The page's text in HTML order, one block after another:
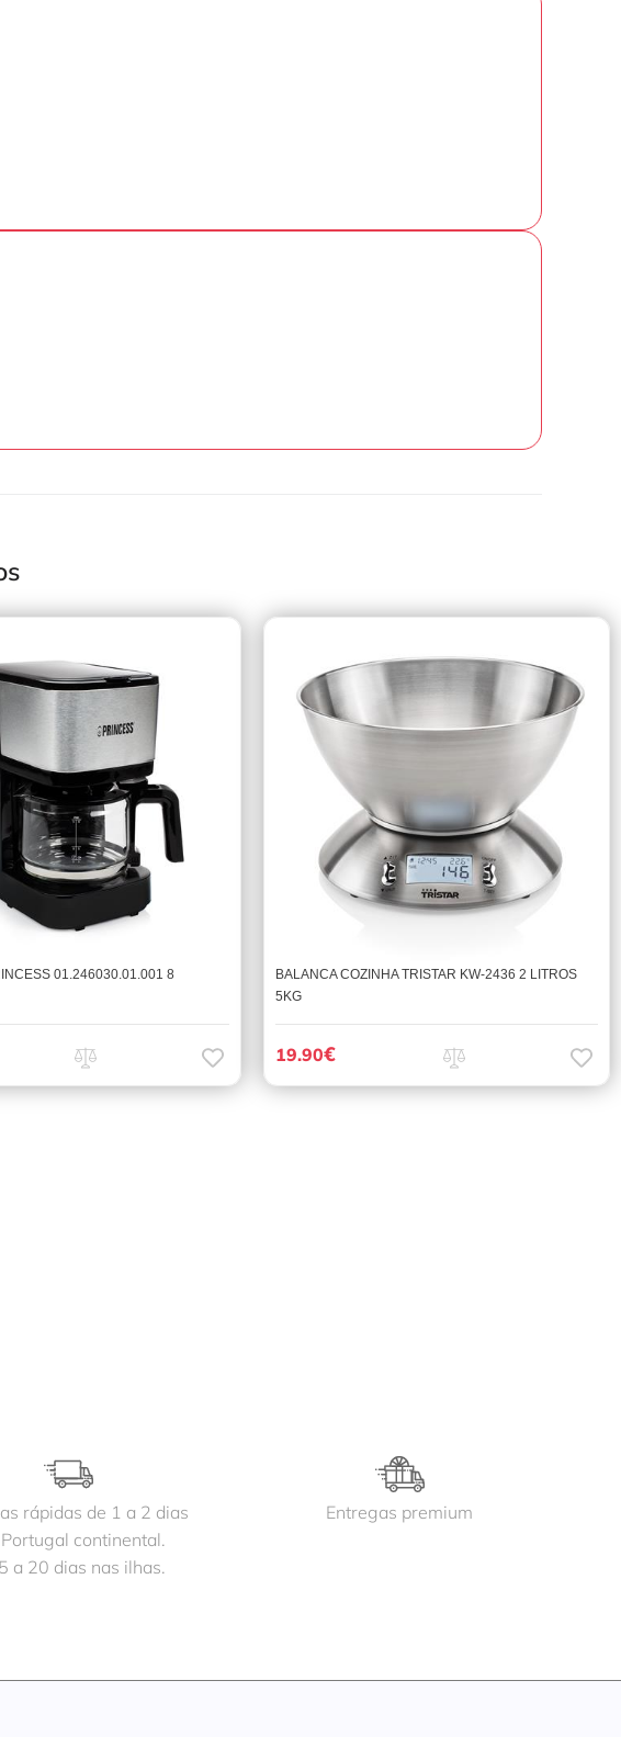
01.246030.01.001 8
BALANCA COZINHA TRISTAR KW-2436 2 LITROS
5KG
19.90€
rápidas de 1 a 2 dias
continental.
a 20 dias nas ilhas.
Entregas premium